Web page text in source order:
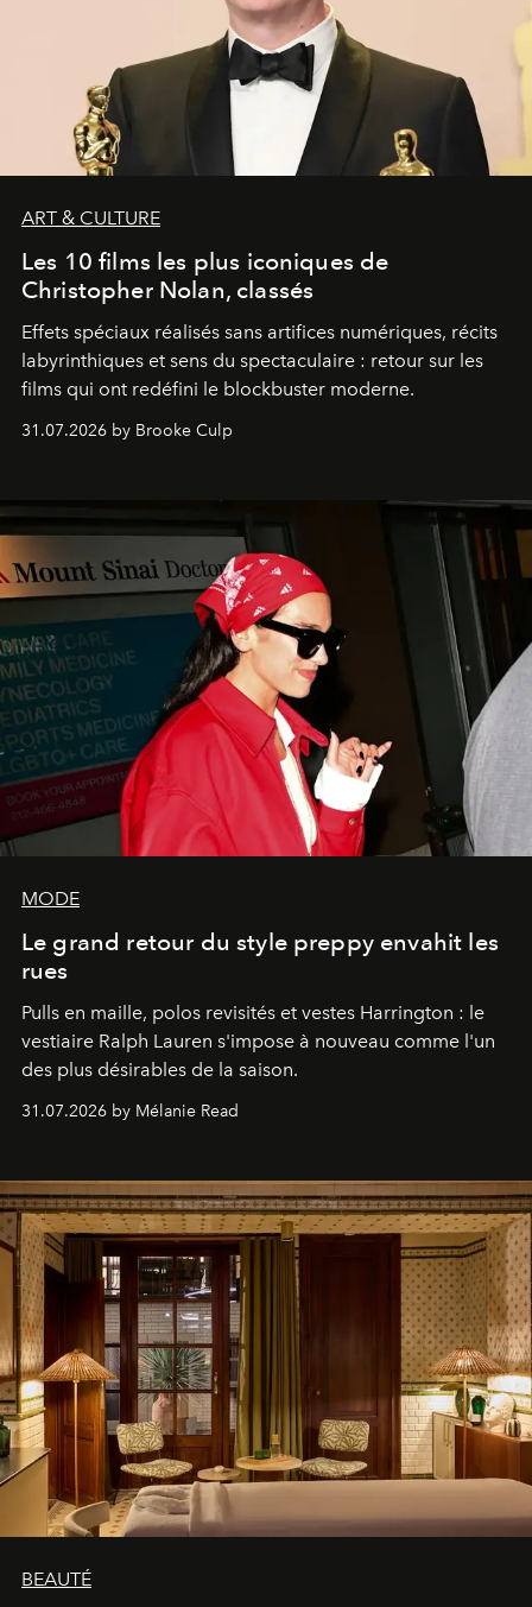
ART & CULTURE
Les 10 films les plus iconiques de
Christopher Nolan, classés
Effets spéciaux réalisés sans artifices numériques, récits
labyrinthiques et sens du spectaculaire : retour sur les
films qui ont redéfini le blockbuster moderne.
31.07.2026 by Brooke Culp
MODE
Le grand retour du style preppy envahit les
rues
Pulls en maille, polos revisités et vestes Harrington : le
vestiaire Ralph Lauren s'impose à nouveau comme l'un
des plus désirables de la saison.
31.07.2026 by Mélanie Read
BEAUTÉ